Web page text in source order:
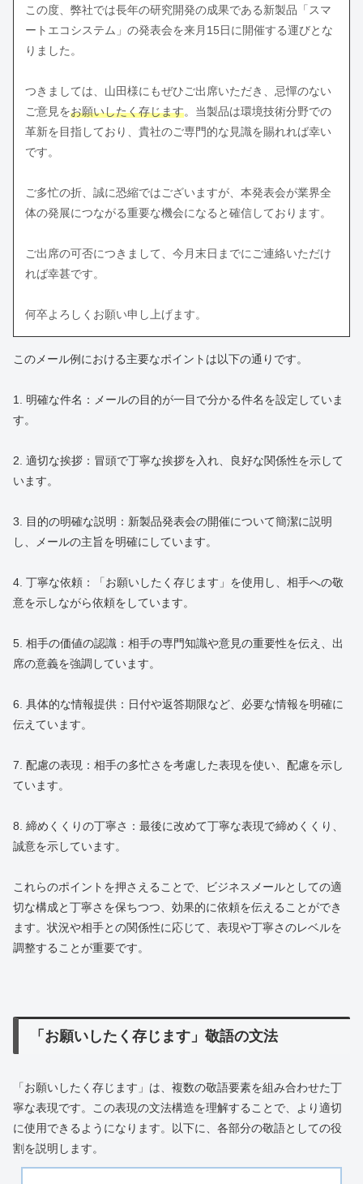
この度、弊社では長年の研究開発の成果である新製品「スマ
ートエコシステム」の発表会を来月15日に開催する運びとな
りました。
つきましては、山田様にもぜひご出席いただき、忌憚のない
ご意見をお願いしたく存じます。当製品は環境技術分野での
革新を目指しており、貴社のご専門的な見識を賜れれば幸い
です。
ご多忙の折、誠に恐縮ではございますが、本発表会が業界全
体の発展につながる重要な機会になると確信しております。
ご出席の可否につきまして、今月末日までにご連絡いただけ
れば幸甚です。
何卒よろしくお願い申し上げます。
このメール例における主要なポイントは以下の通りです。
1. 明確な件名：メールの目的が一目で分かる件名を設定していま
す。
2. 適切な挨拶：冒頭で丁寧な挨拶を入れ、良好な関係性を示して
います。
3. 目的の明確な説明：新製品発表会の開催について簡潔に説明
し、メールの主旨を明確にしています。
4. 丁寧な依頼：「お願いしたく存じます」を使用し、相手への敬
意を示しながら依頼をしています。
5. 相手の価値の認識：相手の専門知識や意見の重要性を伝え、出
席の意義を強調しています。
6. 具体的な情報提供：日付や返答期限など、必要な情報を明確に
伝えています。
7. 配慮の表現：相手の多忙さを考慮した表現を使い、配慮を示し
ています。
8. 締めくくりの丁寧さ：最後に改めて丁寧な表現で締めくくり、
誠意を示しています。
これらのポイントを押さえることで、ビジネスメールとしての適
切な構成と丁寧さを保ちつつ、効果的に依頼を伝えることができ
ます。状況や相手との関係性に応じて、表現や丁寧さのレベルを
調整することが重要です。
「お願いしたく存じます」敬語の文法
「お願いしたく存じます」は、複数の敬語要素を組み合わせた丁
寧な表現です。この表現の文法構造を理解することで、より適切
に使用できるようになります。以下に、各部分の敬語としての役
割を説明します。